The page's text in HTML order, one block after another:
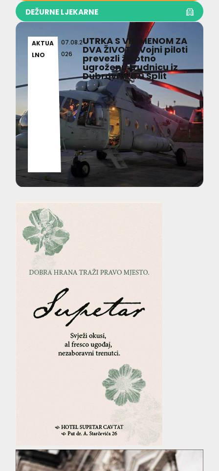
DEŽURNE LJEKARNE
AKTUA
LNO
07.08.2
026
UTRKA S VREMENOM ZA
DVA ŽIVOTA Vojni piloti
prevezli životno
ugroženu trudnicu iz
Dubrovnika u Split